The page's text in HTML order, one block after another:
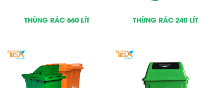
THÙNG RÁC 660 LÍT THÙNG RÁC 240 LÍT